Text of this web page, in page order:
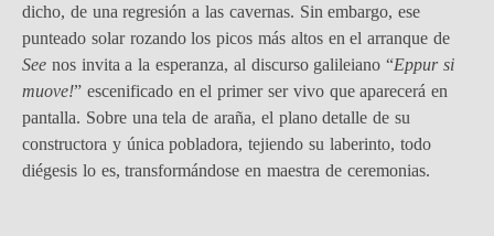
dicho, de una regresión a las cavernas. Sin embargo, ese
punteado solar rozando los picos más altos en el arranque de
See nos invita a la esperanza, al discurso galileiano “Eppur si
muove!” escenificado en el primer ser vivo que aparecerá en
pantalla. Sobre una tela de araña, el plano detalle de su
constructora y única pobladora, tejiendo su laberinto, todo
diégesis lo es, transformándose en maestra de ceremonias.